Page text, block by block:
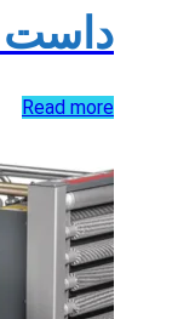
داست
Read more